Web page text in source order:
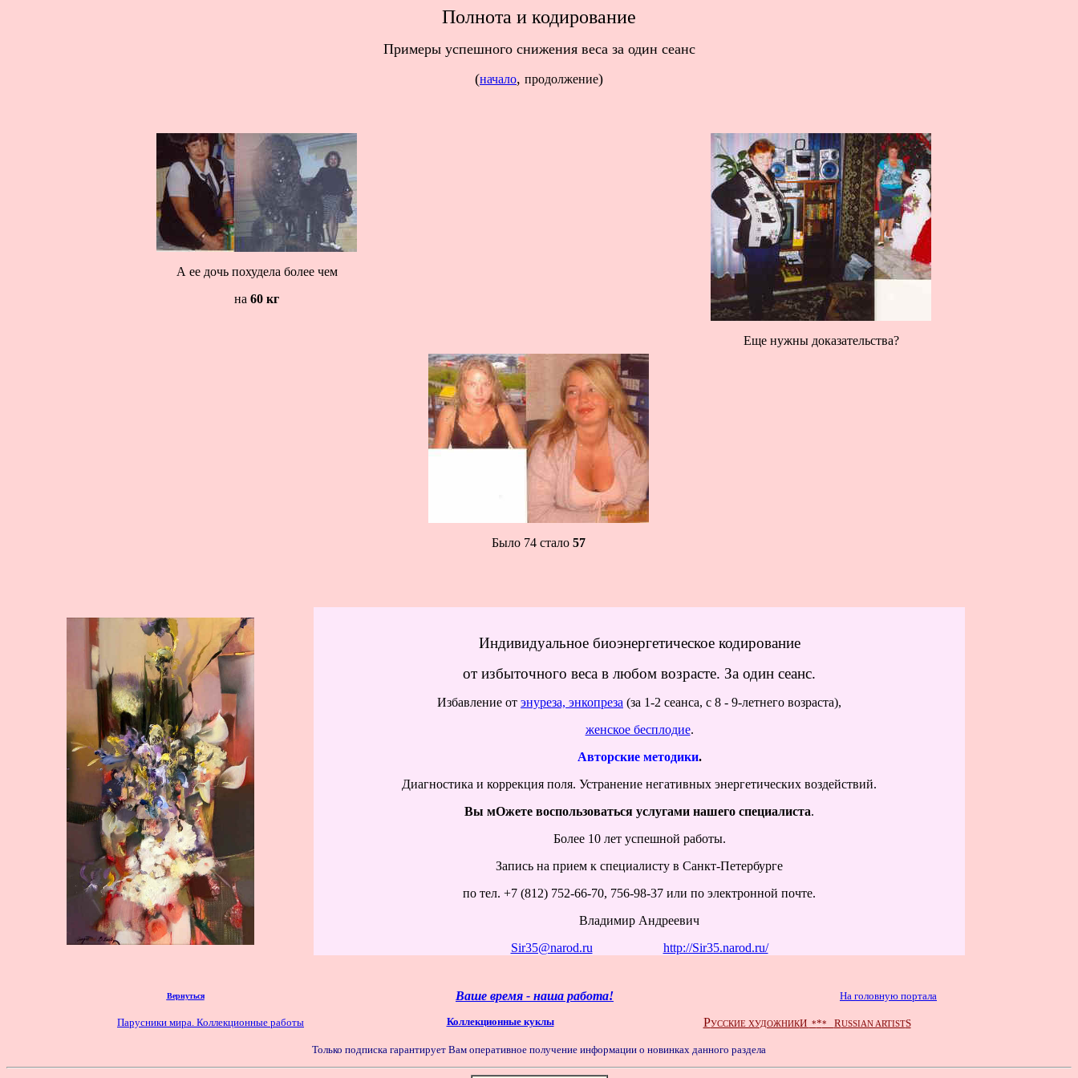
Полнота и кодирование
Примеры успешного снижения веса за один сеанс
(начало, продолжение)
А ее дочь похудела более чем
на 60 кг
Еще нужны доказательства?
Было 74 стало 57
Индивидуальное биоэнергетическое кодирование
от избыточного веса в любом возрасте. За один сеанс.
Избавление от энуреза, энкопреза (за 1-2 сеанса, с 8 - 9-летнего возраста),
женское бесплодие.
Авторские методики.
Диагностика и коррекция поля. Устранение негативных энергетических воздействий.
Вы мОжете воспользоваться услугами нашего специалиста.
Более 10 лет успешной работы.
Запись на прием к специалисту в Санкт-Петербурге
по тел. +7 (812) 752-66-70, 756-98-37 или по электронной почте.
Владимир Андреевич
Sir35@narod.ru
http://Sir35.narod.ru/
Вернуться Ваше время - наша работа! На головную портала
Парусники мира. Коллекционные работы Коллекционные куклы РУССКИЕ ХУДОЖНИКИ *** RUSSIAN ARTISTS
Только подписка гарантирует Вам оперативное получение информации о новинках данного раздела